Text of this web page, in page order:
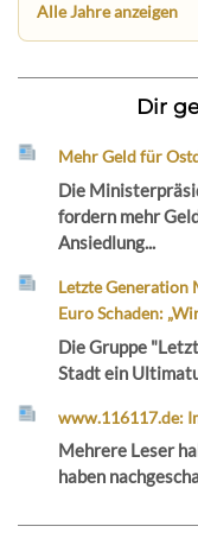
Alle Jahre anzeigen
Dir
Mehr Geld für
Die
fordern mehr
Ansiedlung...
Letzte
Euro Schaden:
Die Gruppe
Stadt ein
www.116117.de:
Mehrere Leser
haben